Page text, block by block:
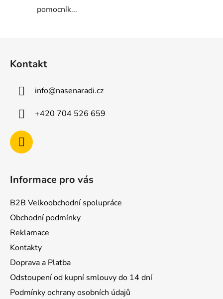
pomocník...
Kontakt
info@nasenaradi.cz
+420 704 526 659
Informace pro vás
B2B Velkoobchodní spolupráce
Obchodní podmínky
Reklamace
Kontakty
Doprava a Platba
Odstoupení od kupní smlouvy do 14 dní
Podmínky ochrany osobních údajů